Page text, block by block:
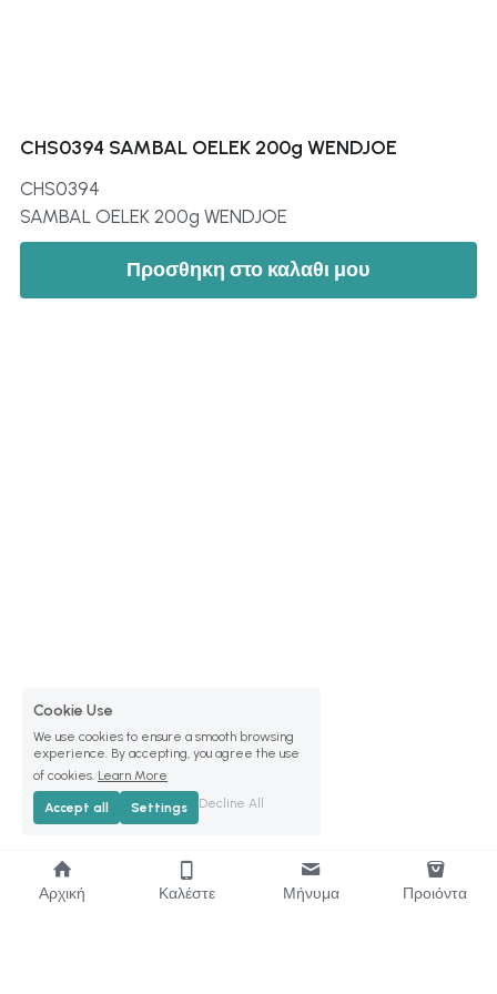
CHS0394 SAMBAL OELEK 200g WENDJOE
CHS0394
SAMBAL OELEK 200g WENDJOE
Προσθηκη στο καλαθι μου
Αρχική Καλέστε Μήνυμα Προιόντα
Cookie Use
We use cookies to ensure a smooth browsing
experience. By accepting, you agree the use
of cookies. Learn More
Accept all Settings Decline All